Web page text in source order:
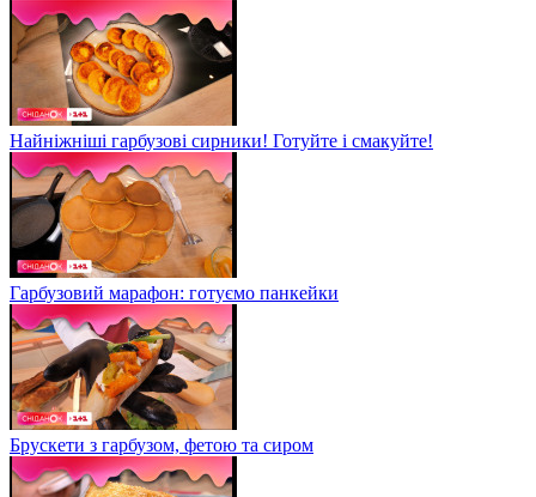
Найніжніші гарбузові сирники! Готуйте і смакуйте!
Гарбузовий марафон: готуємо панкейки
Брускети з гарбузом, фетою та сиром